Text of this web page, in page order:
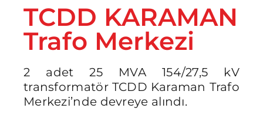
TCDD KARAMAN
Trafo Merkezi
2 adet 25 MVA 154/27,5 kV
transformatör TCDD Karaman Trafo
Merkezi’nde devreye alındı.